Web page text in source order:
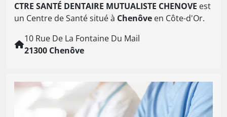
CTRE SANTÉ DENTAIRE MUTUALISTE CHENOVE est
un Centre de Santé situé à Chenôve en Côte-d'Or.
10 Rue De La Fontaine Du Mail
21300 Chenôve